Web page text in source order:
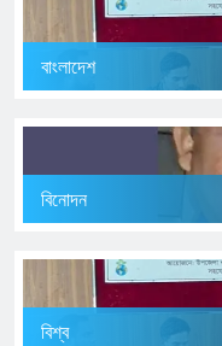
বাংলাদেশ
বিনোদন
বিশ্ব